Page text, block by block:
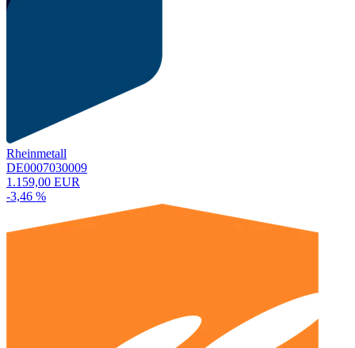
Rheinmetall
DE0007030009
1.159,00 EUR
-3,46 %